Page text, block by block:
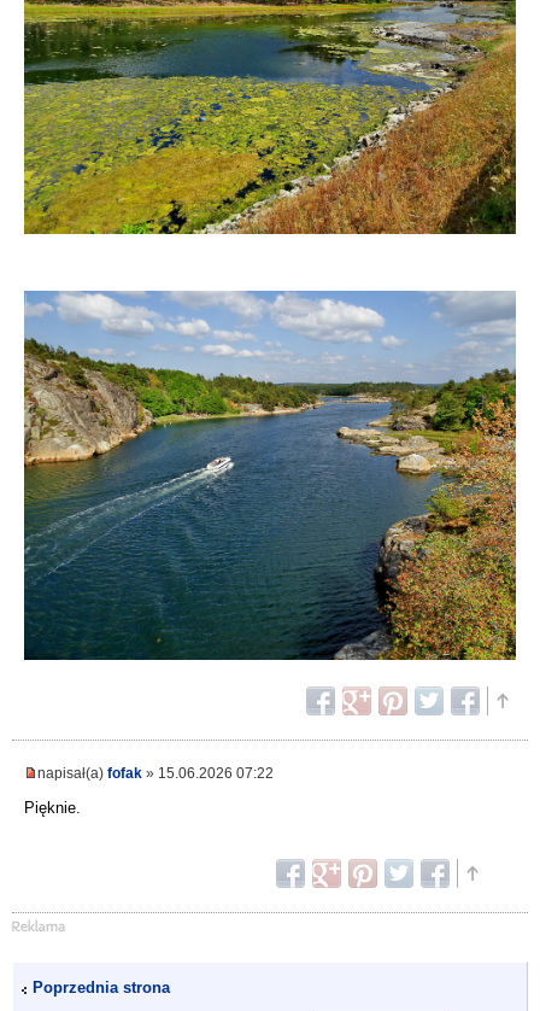
napisał(a) fofak » 15.06.2026 07:22
Pięknie.
Poprzednia strona